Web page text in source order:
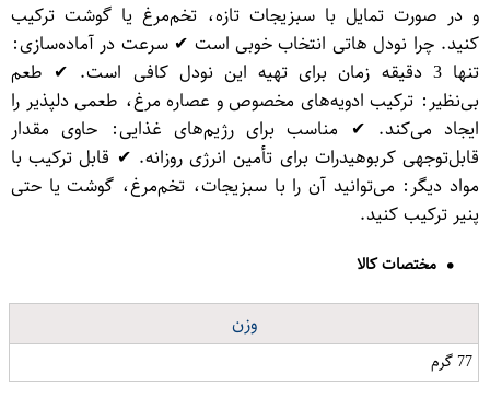
و در صورت تمایل با سبزیجات تازه، تخم‌مرغ یا گوشت ترکیب
کنید. چرا نودل هاتی انتخاب خوبی است ✔ سرعت در آماده‌سازی:
تنها 3 دقیقه زمان برای تهیه این نودل کافی است. ✔ طعم
بی‌نظیر: ترکیب ادویه‌های مخصوص و عصاره مرغ، طعمی دلپذیر را
ایجاد می‌کند. ✔ مناسب برای رژیم‌های غذایی: حاوی مقدار
قابل‌توجهی کربوهیدرات برای تأمین انرژی روزانه. ✔ قابل ترکیب با
مواد دیگر: می‌توانید آن را با سبزیجات، تخم‌مرغ، گوشت یا حتی
پنیر ترکیب کنید.
مختصات کالا
وزن
77 گرم